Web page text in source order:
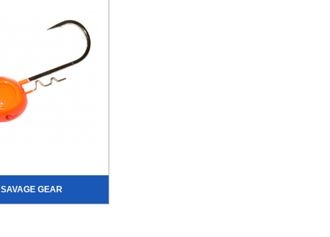
SAVAGE GEAR